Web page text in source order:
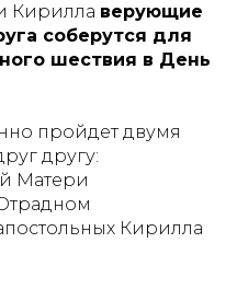
Кирилла верующие
соберутся для
шествия в День
пройдет двумя
другу:
Матери
Кирилла